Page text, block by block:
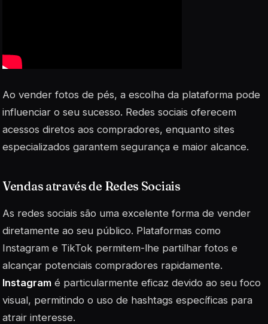
Ao vender fotos de pés, a escolha da plataforma pode
influenciar o seu sucesso. Redes sociais oferecem
acessos diretos aos compradores, enquanto sites
especializados garantem segurança e maior alcance.
Vendas através de Redes Sociais
As redes sociais são uma excelente forma de vender
diretamente ao seu público. Plataformas como
Instagram e TikTok permitem-lhe partilhar fotos e
alcançar potenciais compradores rapidamente.
Instagram é particularmente eficaz devido ao seu foco
visual, permitindo o uso de hashtags específicas para
atrair interesse.